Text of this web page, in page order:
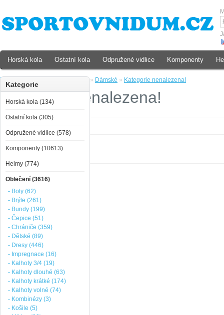
Kategorie
Horská kola (134)
Ostatní kola (305)
Odpružené vidlice (578)
Komponenty (10613)
Helmy (774)
Oblečení (3616)
- Boty (62)
- Brýle (261)
- Bundy (199)
- Čepice (51)
- Chrániče (359)
- Dětské (89)
- Dresy (446)
- Impregnace (16)
- Kalhoty 3/4 (19)
- Kalhoty dlouhé (63)
- Kalhoty krátké (174)
- Kalhoty volné (74)
- Kombinézy (3)
- Košile (5)
Domů » Dámské » Kategorie nenalezena!
Kategorie nenalezena!
Horská kola Ostatní kola Odpružené vidlice Komponenty